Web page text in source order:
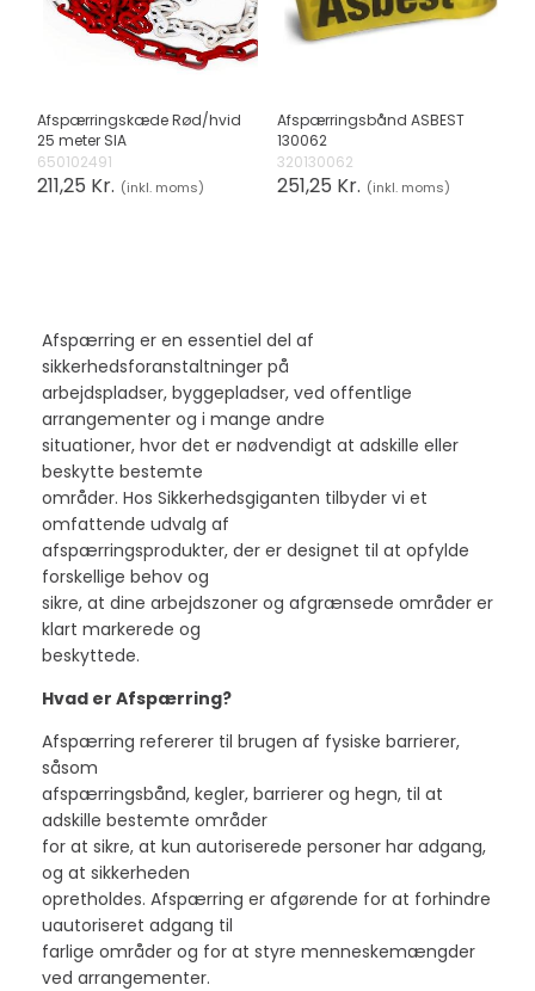
Afspærringskæde Rød/hvid
25 meter SIA
650102491
211,25 Kr. (inkl. moms)
Afspærringsbånd ASBEST
130062
320130062
251,25 Kr. (inkl. moms)
Afspærring er en essentiel del af
sikkerhedsforanstaltninger på
arbejdspladser, byggepladser, ved offentlige
arrangementer og i mange andre
situationer, hvor det er nødvendigt at adskille eller
beskytte bestemte
områder. Hos Sikkerhedsgiganten tilbyder vi et
omfattende udvalg af
afspærringsprodukter, der er designet til at opfylde
forskellige behov og
sikre, at dine arbejdszoner og afgrænsede områder er
klart markerede og
beskyttede.
Hvad er Afspærring?
Afspærring refererer til brugen af fysiske barrierer,
såsom
afspærringsbånd, kegler, barrierer og hegn, til at
adskille bestemte områder
for at sikre, at kun autoriserede personer har adgang,
og at sikkerheden
opretholdes. Afspærring er afgørende for at forhindre
uautoriseret adgang til
farlige områder og for at styre menneskemængder
ved arrangementer.